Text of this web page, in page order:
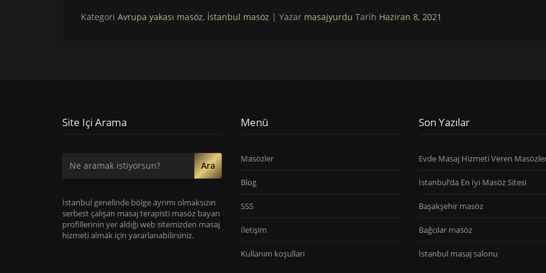
Kategori Avrupa yakası masöz, İstanbul masöz | Yazar masajyurdu Tarih Haziran 8, 2021
Site Içi Arama
Ara
İstanbul genelinde bölge ayrımı olmaksızın
serbest çalışan masaj terapisti masöz bayan
profillerinin yer aldığı web sitemizden masaj
hizmeti almak için yararlanabilirsiniz.
Menü
Masözler
Blog
SSS
İletişim
Kullanım koşulları
Son Yazılar
Evde Masaj Hizmeti Veren
İstanbul’da En İyi Masöz Sitesi
Başakşehir masöz
Bağcılar masöz
İstanbul masaj salonu